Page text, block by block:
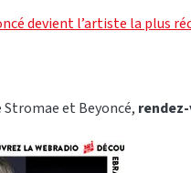
devient l’artiste la plus
Stromae et Beyoncé,